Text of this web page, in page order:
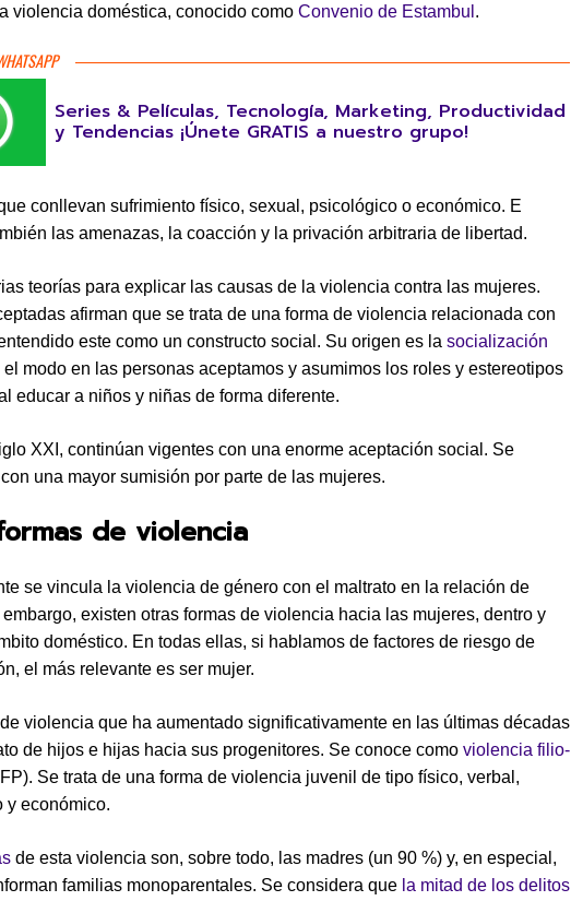
violencia doméstica, conocido como Convenio de Estambul .
Series & Películas, Tecnología, Marketing, Productividad
y Tendencias ¡Únete GRATIS a nuestro grupo!
conllevan sufrimiento físico, sexual, psicológico o económico. E
las amenazas, la coacción y la privación arbitraria de libertad.
teorías para explicar las causas de la violencia contra las mujeres.
afirman que se trata de una forma de violencia relacionada con
este como un constructo social. Su origen es la socialización
el modo en las personas aceptamos y asumimos los roles y estereotipos
educar a niños y niñas de forma diferente.
XXI, continúan vigentes con una enorme aceptación social. Se
una mayor sumisión por parte de las mujeres.
de violencia
se vincula la violencia de género con el maltrato en la relación de
existen otras formas de violencia hacia las mujeres, dentro y
doméstico. En todas ellas, si hablamos de factores de riesgo de
el más relevante es ser mujer.
violencia que ha aumentado significativamente en las últimas décadas
de hijos e hijas hacia sus progenitores. Se conoce como violencia filio-
Se trata de una forma de violencia juvenil de tipo físico, verbal,
y económico.
de esta violencia son, sobre todo, las madres (un 90 %) y, en especial,
familias monoparentales. Se considera que la mitad de los delitos